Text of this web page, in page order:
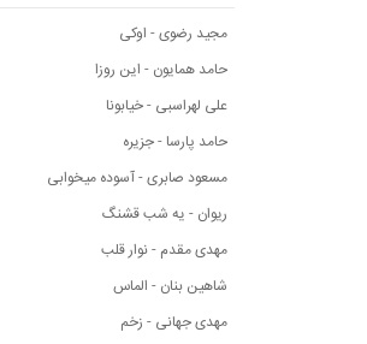
مجید رضوی - اوکی
حامد همایون - این روزا
علی لهراسبی - خیابونا
حامد پارسا - جزیره
مسعود صابری - آسوده میخوابی
ریوان - یه شب قشنگ
مهدی مقدم - نوار قلب
شاهین بنان - الماس
مهدی جهانی - زخم